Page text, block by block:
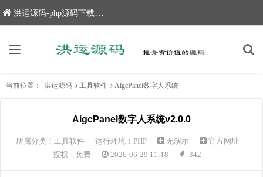
洪运源码-php源码下载,网站源码,网站源码下载
当前位置： 洪运源码 工具软件 AigcPanel数字人系统
AigcPanel数字人系统v2.0.0
所属分类： 工具软件 运行环境：PHP 无演示
官方网址
授权：免费
2026-06-29 11:18 342